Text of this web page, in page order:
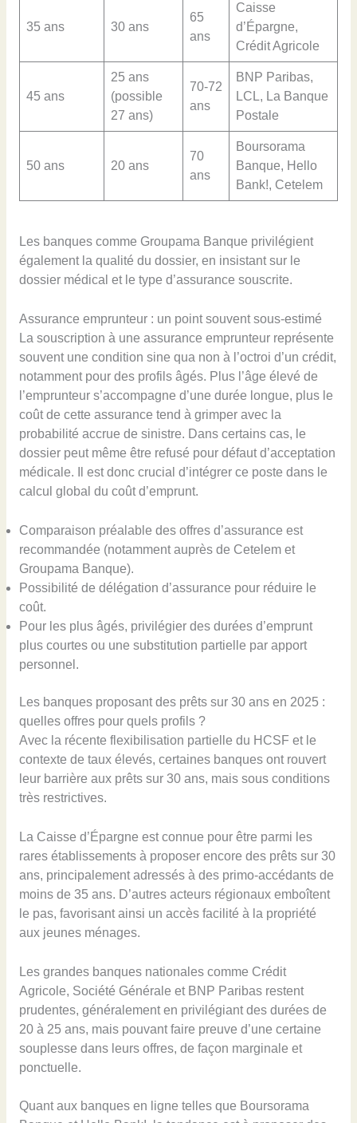
35 ans 30 ans
65
ans
Caisse
d’Épargne,
Crédit Agricole
45 ans
25 ans
(possible
27 ans)
70-72
ans
BNP Paribas,
LCL, La Banque
Postale
50 ans 20 ans
70
ans
Boursorama
Banque, Hello
Bank!, Cetelem
Les banques comme Groupama Banque privilégient
également la qualité du dossier, en insistant sur le
dossier médical et le type d’assurance souscrite.
Assurance emprunteur : un point souvent sous-estimé
La souscription à une assurance emprunteur représente
souvent une condition sine qua non à l’octroi d’un crédit,
notamment pour des profils âgés. Plus l’âge élevé de
l’emprunteur s’accompagne d’une durée longue, plus le
coût de cette assurance tend à grimper avec la
probabilité accrue de sinistre. Dans certains cas, le
dossier peut même être refusé pour défaut d’acceptation
médicale. Il est donc crucial d’intégrer ce poste dans le
calcul global du coût d’emprunt.
Comparaison préalable des offres d’assurance est
recommandée (notamment auprès de Cetelem et
Groupama Banque).
Possibilité de délégation d’assurance pour réduire le
coût.
Pour les plus âgés, privilégier des durées d’emprunt
plus courtes ou une substitution partielle par apport
personnel.
Les banques proposant des prêts sur 30 ans en 2025 :
quelles offres pour quels profils ?
Avec la récente flexibilisation partielle du HCSF et le
contexte de taux élevés, certaines banques ont rouvert
leur barrière aux prêts sur 30 ans, mais sous conditions
très restrictives.
La Caisse d’Épargne est connue pour être parmi les
rares établissements à proposer encore des prêts sur 30
ans, principalement adressés à des primo-accédants de
moins de 35 ans. D’autres acteurs régionaux emboîtent
le pas, favorisant ainsi un accès facilité à la propriété
aux jeunes ménages.
Les grandes banques nationales comme Crédit
Agricole, Société Générale et BNP Paribas restent
prudentes, généralement en privilégiant des durées de
20 à 25 ans, mais pouvant faire preuve d’une certaine
souplesse dans leurs offres, de façon marginale et
ponctuelle.
Quant aux banques en ligne telles que Boursorama